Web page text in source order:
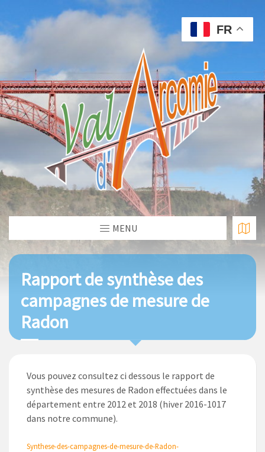
MENU
Rapport de synthèse des
campagnes de mesure de
Radon
Vous pouvez consultez ci dessous le rapport de
synthèse des mesures de Radon effectuées dans le
département entre 2012 et 2018 (hiver 2016-1017
dans notre commune).
Synthese-des-campagnes-de-mesure-de-Radon-
FR